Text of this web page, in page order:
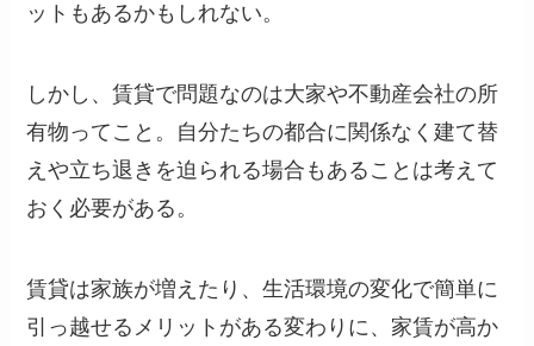
ットもあるかもしれない。
しかし、賃貸で問題なのは大家や不動産会社の所
有物ってこと。自分たちの都合に関係なく建て替
えや立ち退きを迫られる場合もあることは考えて
おく必要がある。
賃貸は家族が増えたり、生活環境の変化で簡単に
引っ越せるメリットがある変わりに、家賃が高か